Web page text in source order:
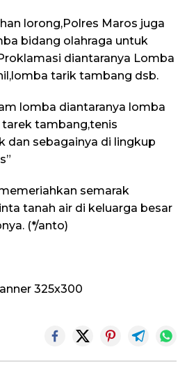
lorong,Polres Maros juga
bidang olahraga untuk
diantaranya Lomba
tarik tambang dsb.
lomba diantaranya lomba
tambang,tenis
dan sebagainya di lingkup
semarak
tanah air di keluarga besar
(*/anto)